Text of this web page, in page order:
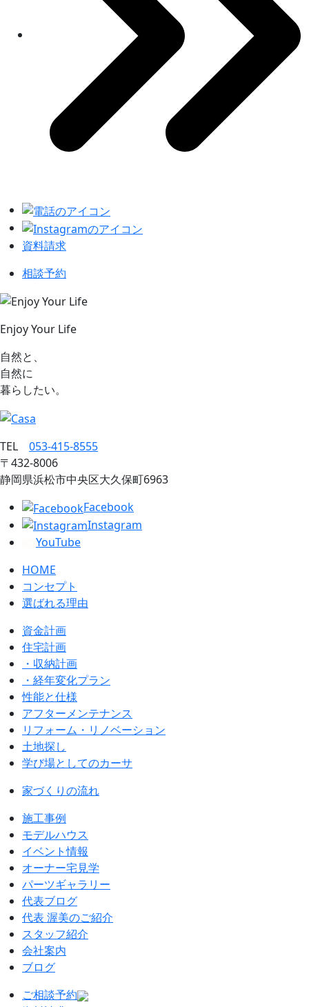
資料請求
相談予約
Enjoy Your Life
自然と、
自然に
暮らしたい。
TEL 053‐415‐8555
〒432‐8006
静岡県浜松市中央区大久保町6963
Facebook
Instagram
YouTube
HOME
コンセプト
選ばれる理由
資金計画
住宅計画
・収納計画
・経年変化プラン
性能と仕様
アフターメンテナンス
リフォーム・リノベーション
土地探し
学び場としてのカーサ
家づくりの流れ
施工事例
モデルハウス
イベント情報
オーナー宅見学
パーツギャラリー
代表ブログ
代表 渥美のご紹介
スタッフ紹介
会社案内
ブログ
ご相談予約